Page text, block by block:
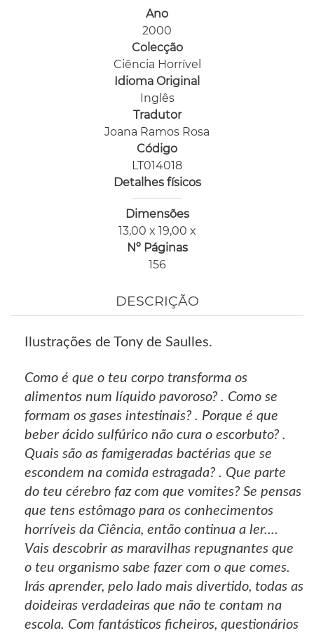
Ano
2000
Colecção
Ciência Horrível
Idioma Original
Inglês
Tradutor
Joana Ramos Rosa
Código
LT014018
Detalhes físicos
Dimensões
13,00 x 19,00 x
Nº Páginas
156
DESCRIÇÃO
Ilustrações de Tony de Saulles.
Como é que o teu corpo transforma os
alimentos num líquido pavoroso? . Como se
formam os gases intestinais? . Porque é que
beber ácido sulfúrico não cura o escorbuto? .
Quais são as famigeradas bactérias que se
escondem na comida estragada? . Que parte
do teu cérebro faz com que vomites? Se pensas
que tens estômago para os conhecimentos
horríveis da Ciência, então continua a ler....
Vais descobrir as maravilhas repugnantes que
o teu organismo sabe fazer com o que comes.
Irás aprender, pelo lado mais divertido, todas as
doideiras verdadeiras que não te contam na
escola. Com fantásticos ficheiros, questionários